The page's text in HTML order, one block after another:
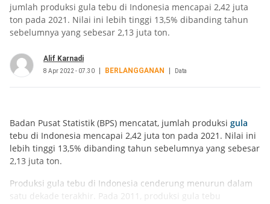
jumlah produksi gula tebu di Indonesia mencapai 2,42 juta
ton pada 2021. Nilai ini lebih tinggi 13,5% dibanding tahun
sebelumnya yang sebesar 2,13 juta ton.
Alif Karnadi
8 Apr 2022 - 07.30 BERLANGGANAN Data
Badan Pusat Statistik (BPS) mencatat, jumlah produksi gula
tebu di Indonesia mencapai 2,42 juta ton pada 2021. Nilai ini
lebih tinggi 13,5% dibanding tahun sebelumnya yang sebesar
2,13 juta ton.
Produksi gula tebu di Indonesia cenderung menurun dalam
satu dekade terakhir. Pada 2011, produksi gula tebu